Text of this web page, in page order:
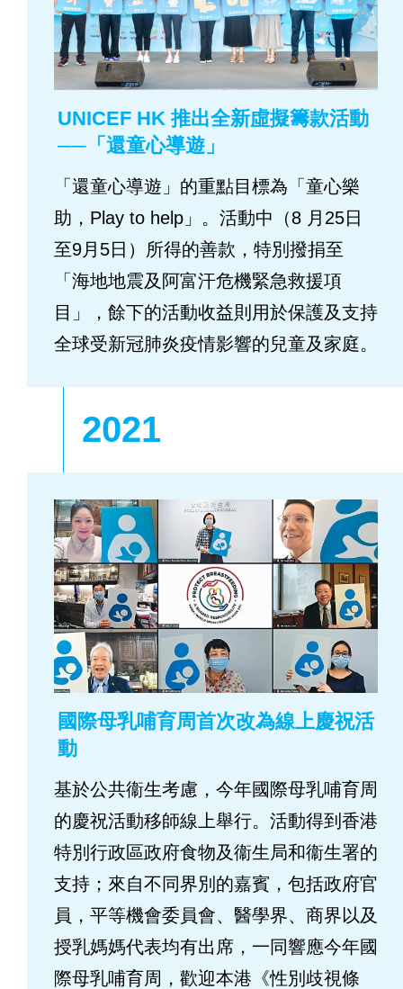
UNICEF HK 推出全新虛擬籌款活動
──「還童心導遊」
「還童心導遊」的重點目標為「童心樂
助，Play to help」。活動中（8 月25日
至9月5日）所得的善款，特別撥捐至
「海地地震及阿富汗危機緊急救援項
目」，餘下的活動收益則用於保護及支持
全球受新冠肺炎疫情影響的兒童及家庭。
2021
國際母乳哺育周首次改為線上慶祝活
動
基於公共衞生考慮，今年國際母乳哺育周
的慶祝活動移師線上舉行。活動得到香港
特別行政區政府食物及衞生局和衞生署的
支持；來自不同界別的嘉賓，包括政府官
員，平等機會委員會、醫學界、商界以及
授乳媽媽代表均有出席，一同響應今年國
際母乳哺育周，歡迎本港《性別歧視條